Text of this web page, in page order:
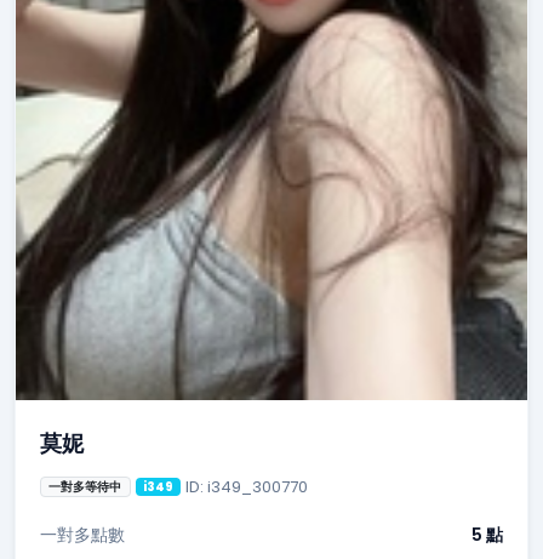
莫妮
一對多等待中 i349 ID: i349_300770
一對多點數
5 點